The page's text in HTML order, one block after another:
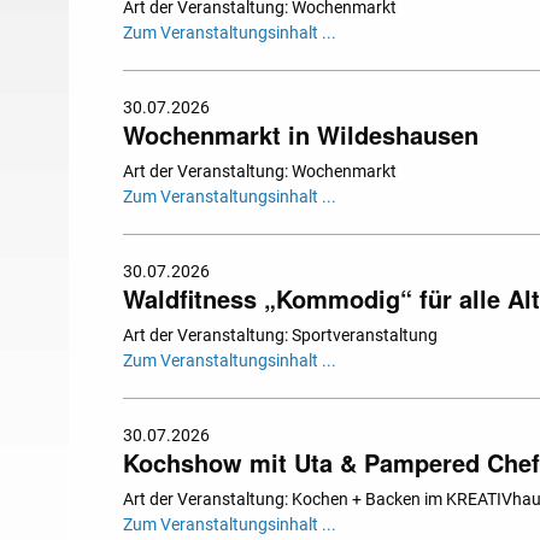
Art der Veranstaltung: Wochenmarkt
Zum Veranstaltungsinhalt ...
30.07.2026
Wochenmarkt in Wildeshausen
Art der Veranstaltung: Wochenmarkt
Zum Veranstaltungsinhalt ...
30.07.2026
Waldfitness „Kommodig“ für alle
Art der Veranstaltung: Sportveranstaltung
Zum Veranstaltungsinhalt ...
30.07.2026
Kochshow mit Uta & Pampered
Art der Veranstaltung: Kochen + Backen im
Zum Veranstaltungsinhalt ...